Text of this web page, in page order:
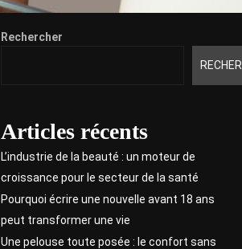
Rechercher
Articles récents
L’industrie de la beauté : un moteur de
croissance pour le secteur de la santé
Pourquoi écrire une nouvelle avant 18 ans
peut transformer une vie
Une pelouse toute posée : le confort sans